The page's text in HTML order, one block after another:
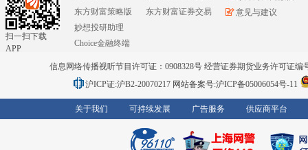
扫一扫下载
APP
东方财富策略版
妙想投研助理
Choice金融终端
东方财富证券交易
意见与建议
信息网络传播视听节目许可证：0908328号 经营证券期货业务许可证编
沪ICP证:沪B2-20070217 网站备案号:沪ICP备05006054号-11
关于我们 可持续发展 广告服务 供应商平台